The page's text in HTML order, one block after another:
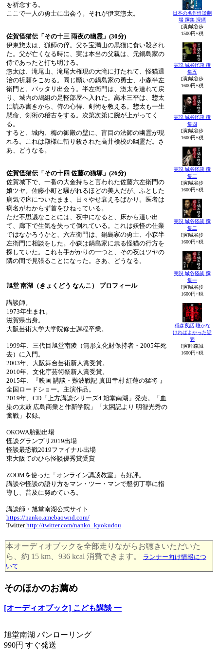
を祈念する。
ここで一人の勇士に出会う。それが伊東惣太。
佐賀怪猫伝「その十三 雨夜の幽霊」(30分)
伊東惣太は、猟師の倅。父を宝満山の黒猫に食い殺され
た。父が亡くなる時に、実は本当の父親は、元鍋島家の
侍であったと打ち明ける。
惣太は、滝尾山、滝尾大権現の大滝に打たれて、怪猫退
治の祈願をこめる。同じ願いの鍋島家の勇士、小森半左
衛門と、バッタリ出会う。半左衛門は、惣太を連れて戻
り、城内の鳩組の足軽部屋へ入れた。高木三平は、惣太
に読み書きから、侍の心得、剣術を教える。惣太も一生
懸命、剣術の稽古をする。次第次第に腕が上がってく
る。
すると、城内、梅の御殿の壁に、盲目の法師の幽霊が現
れる。これは殿様に斬り殺された高井検校の幽霊だ。さ
あ、どうなる。
佐賀怪猫伝「その十四 佐藤の猫塚」(26分)
佐賀城下で、一番の大金持ちと言われた佐藤六左衛門の
娘ツヤ。佐藤小町と騒がれるほどの美人だが、ふとした
病気で床についたまま、日々やせ衰えるばかり。医者は
病名がわからず首をひねっている。
ただ不思議なことには、夜中になると、床から這い出
て、廊下で生気を失って倒れている。これは妖怪の仕業
ではなかろうかと、六左衛門は、鍋島家の勇士、小森半
左衛門に相談をした。小森は鍋島家に祟る怪猫の行方を
探していた。これも手がかりの一つと、その夜はツヤの
隣の間で見張ることになった。さあ、どうなる。
旭堂 南湖（きょくどう なんこ） プロフィール
講談師。
1973年生まれ。
滋賀県出身。
大阪芸術大学大学院修士課程卒業。
1999年、三代目旭堂南陵（無形文化財保持者・2005年死
去）に入門。
2003年、大阪舞台芸術新人賞受賞。
2010年、文化庁芸術祭新人賞受賞。
2015年、『映画 講談・難波戦記-真田幸村 紅蓮の猛将-』
全国ロードショー。主演作品。
2019年、CD「上方講談シリーズ4 旭堂南湖」発売。「血
染の太鼓 広島商業と作新学院」「太閤記より 明智光秀の
奮戦」収録。
OKOWA胎動出場
怪談グランプリ2019出場
怪談最恐戦2019ファイナル出場
東大阪てのひら怪談優秀賞受賞
ZOOMを使った「オンライン講談教室」も好評。
講談や怪談の語り方をマン・ツー・マンで懇切丁寧に指
導し、普及に努めている。
講談師・旭堂南湖公式サイト
https://nanko.amebaownd.com/
Twitterhttp://twitter.com/nanko_kyokudou
日本の名作怪談劇
場 撰集 深縹
[演]城谷歩
1500円+税
実説 城谷怪談 撰
集五
[演]城谷歩
1600円+税
実説 城谷怪談 撰
集四
[演]城谷歩
1600円+税
実説 城谷怪談 撰
集三
[演]城谷歩
1600円+税
実説 城谷怪談 撰
集二
[演]城谷歩
1600円+税
実説 城谷怪談 撰
集一
[演]城谷歩
1600円+税
稲森夜話 聴かな
ければよかった話
壱
[演]稲森誠
1600円+税
本オーディオブックを全部走りながらお聴きいただいた
ら、約 15 km、936 kcal 消費できます。
ランナー向け情報につ
いて
そのほかのお薦め
[オーディオブック] こども講談 一
旭堂南湖 パンローリング
990円 すぐ発送